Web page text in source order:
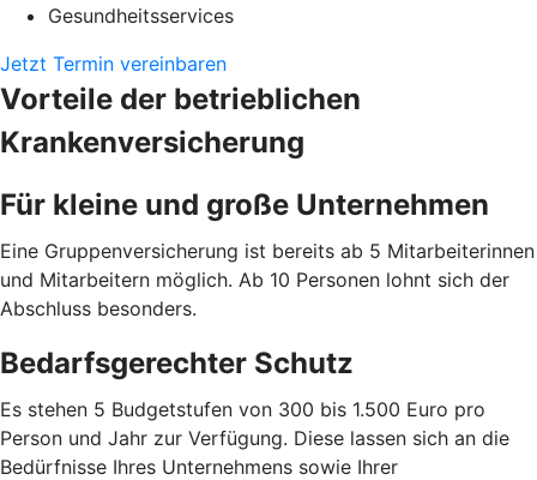
Gesundheitsservices
Jetzt Termin vereinbaren
Vorteile der betrieblichen
Krankenversicherung
Für kleine und große Unternehmen
Eine Gruppenversicherung ist bereits ab 5 Mitarbeiterinnen
und Mitarbeitern möglich. Ab 10 Personen lohnt sich der
Abschluss besonders.
Bedarfsgerechter Schutz
Es stehen 5 Budgetstufen von 300 bis 1.500 Euro pro
Person und Jahr zur Verfügung. Diese lassen sich an die
Bedürfnisse Ihres Unternehmens sowie Ihrer